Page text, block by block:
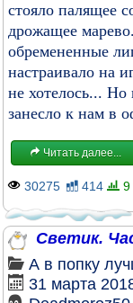
стояло палящее
дрожащее
обремененные
настраивало на
не хотелось...
занесло к нам в
Читать далее...
30275 414 9
Светик.
А в попку
31 марта